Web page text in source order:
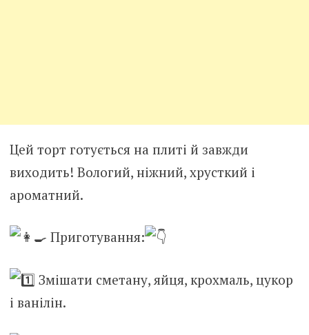
Цей торт готується на плиті й завжди
виходить! Вологий, ніжний, хрусткий і
ароматний.
Приготування:
Змішати сметану, яйця, крохмаль, цукор
і ванілін.